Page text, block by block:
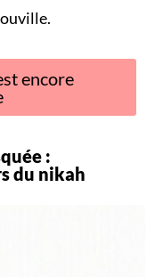
encore
:
du nikah